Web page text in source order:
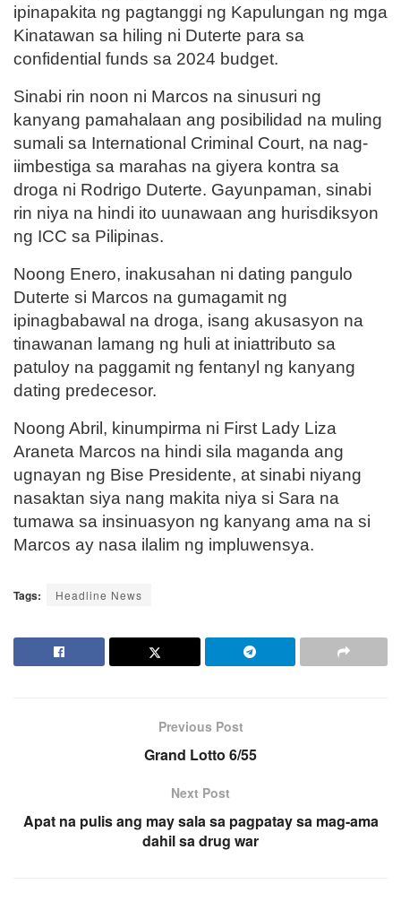
ipinapakita ng pagtanggi ng Kapulungan ng mga
Kinatawan sa hiling ni Duterte para sa
confidential funds sa 2024 budget.
Sinabi rin noon ni Marcos na sinusuri ng
kanyang pamahalaan ang posibilidad na muling
sumali sa International Criminal Court, na nag-
iimbestiga sa marahas na giyera kontra sa
droga ni Rodrigo Duterte. Gayunpaman, sinabi
rin niya na hindi ito uunawaan ang hurisdiksyon
ng ICC sa Pilipinas.
Noong Enero, inakusahan ni dating pangulo
Duterte si Marcos na gumagamit ng
ipinagbabawal na droga, isang akusasyon na
tinawanan lamang ng huli at iniattributo sa
patuloy na paggamit ng fentanyl ng kanyang
dating predecesor.
Noong Abril, kinumpirma ni First Lady Liza
Araneta Marcos na hindi sila maganda ang
ugnayan ng Bise Presidente, at sinabi niyang
nasaktan siya nang makita niya si Sara na
tumawa sa insinuasyon ng kanyang ama na si
Marcos ay nasa ilalim ng impluwensya.
Tags: Headline News
Previous Post
Grand Lotto 6/55
Next Post
Apat na pulis ang may sala sa pagpatay sa mag-ama
dahil sa drug war